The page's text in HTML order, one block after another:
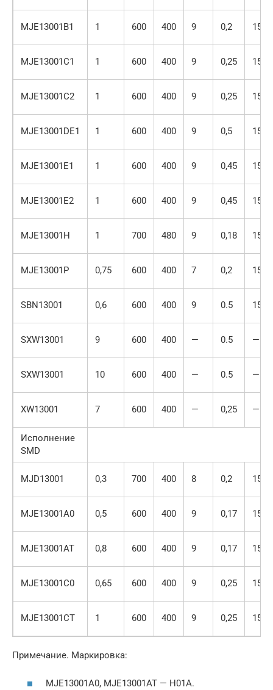
MJE13001B1 1 600 400 9 0,2 150
MJE13001C1 1 600 400 9 0,25 150
MJE13001C2 1 600 400 9 0,25 150
MJE13001DE1 1 600 400 9 0,5 150
MJE13001E1 1 600 400 9 0,45 150
MJE13001E2 1 600 400 9 0,45 150
MJE13001H 1 700 480 9 0,18 150
MJE13001P 0,75 600 400 7 0,2 150
SBN13001 0,6 600 400 9 0.5 150
SXW13001 9 600 400 — 0.5 —
SXW13001 10 600 400 — 0.5 —
XW13001 7 600 400 — 0,25 —
Исполнение
SMD
MJD13001 0,3 700 400 8 0,2 150
MJE13001A0 0,5 600 400 9 0,17 150
MJE13001AT 0,8 600 400 9 0,17 150
MJE13001C0 0,65 600 400 9 0,25 150
MJE13001CT 1 600 400 9 0,25 150
Примечание. Маркировка:
MJE13001A0, MJE13001AT — H01A.